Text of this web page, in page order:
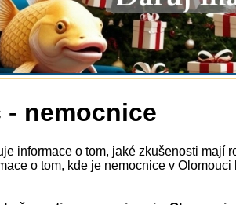
- nemocnice
informace o tom, jaké zkušenosti mají
o tom, kde je nemocnice v